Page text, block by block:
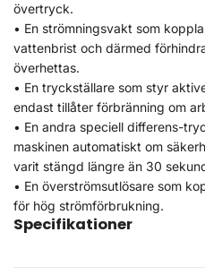
övertryck.
• En strömningsvakt som
vattenbrist och därmed
överhettas.
• En tryckställare som styr
endast tillåter förbränning om
• En andra speciell differens-
maskinen automatiskt om
varit stängd längre än 30
• En överströmsutlösare som
för hög strömförbrukning.
Specifikationer